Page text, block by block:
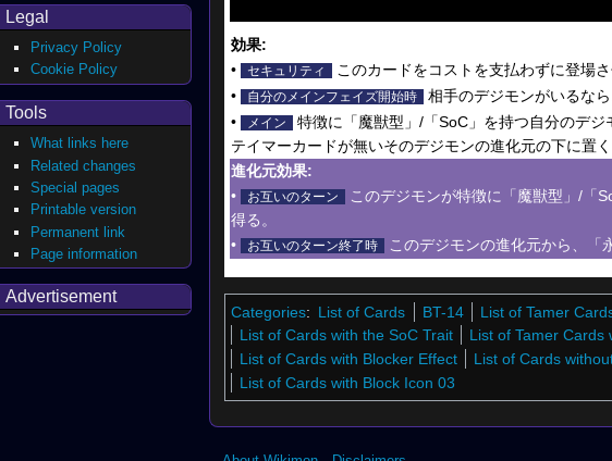
効果:
•
セキュリティ
このカードをコストを支払わずに登場さ
•
自分のメインフェイズ開始時
相手のデジモンがいるなら
•
メイン 特徴に「魔獣型」/「SoC」を持つ自分のデジ
テイマーカードが無いそのデジモンの進化元の下に置く
進化元効果:
•
お互いのターン このデジモンが特徴に「魔獣型」/「
得る。
•
お互いのターン終了時 このデジモンの進化元から、「
Categories: List of Cards BT-14 List of Tamer
List of Cards with the SoC Trait
List of Tamer Cards
List of Cards with Blocker Effect
List of Cards
List of Cards with Block Icon 03
Legal
Privacy Policy
Cookie Policy
Tools
What links here
Related changes
Special pages
Printable version
Permanent link
Page information
Advertisement